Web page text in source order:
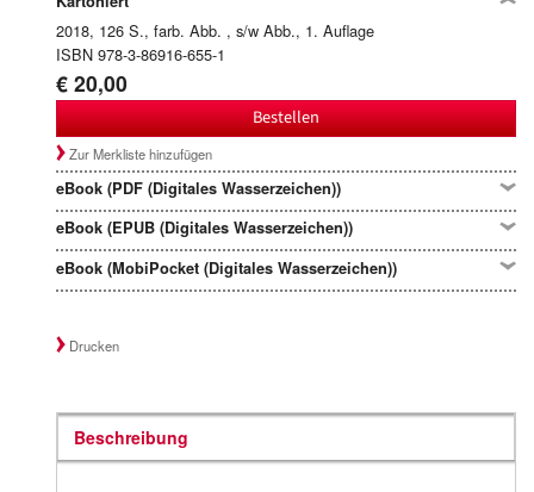
2018, 126 S., farb. Abb. , s/w Abb., 1. Auflage
ISBN 978-3-86916-655-1
€ 20,00
Bestellen
Zur Merkliste hinzufügen
eBook (PDF (Digitales Wasserzeichen))
eBook (EPUB (Digitales Wasserzeichen))
eBook (MobiPocket (Digitales Wasserzeichen))
Drucken
Beschreibung